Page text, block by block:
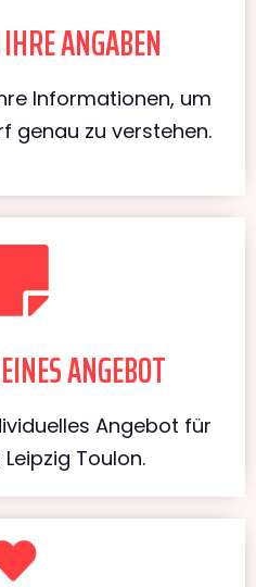
ANGABEN
Informationen, um
genau zu verstehen.
ANGEBOT
Angebot für
Toulon.